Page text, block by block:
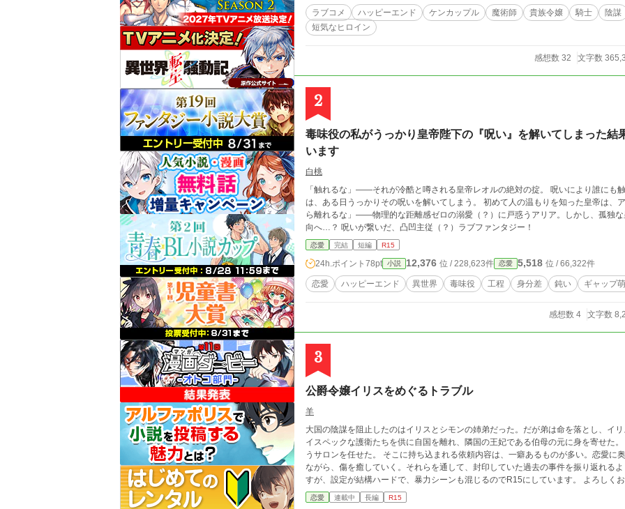
ラブコメ ハッピーエンド ケンカップル 魔術師 貴族令嬢 騎士
陰謀
短気なヒロイン
感想数 32 文字数
2
毒味役の私がうっかり皇帝陛下の『呪い』を解いてしまった結
います
白桃
「触れるな」――それが冷酷と噂される皇帝レオルの絶対の掟。 呪いにより誰にも
は、ある日うっかりその呪いを解いてしまう。 初めて人の温もりを知った皇帝は、
ら離れるな」――物理的な距離感ゼロの溺愛（？）に戸惑うアリア。しかし、孤独
向へ…？ 呪いが繋いだ、凸凹主従（？）ラブファンタジー！
恋愛 完結 短編 R15
24h.ポイント 78pt 小説 12,376 位 / 228,623件 恋愛 5,518 位 / 66,322件
恋愛 ハッピーエンド 異世界 毒味役 工程 身分差 鈍い ギャップ
感想数 4 文字数
3
公爵令嬢イリスをめぐるトラブル
羊
大国の陰謀を阻止したのはイリスとシモンの姉弟だった。だが弟は命を落とし、イ
イスペックな護衛たちを供に自国を離れ、隣国の王妃である伯母の元に身を寄せた。 ひっそり暮らすイリスに、伯母は恋愛相談を扱
うサロンを任せた。 そこに持ち込まれる依頼内容は、一癖あるものが多い。恋愛に
ながら、傷を癒していく。それらを通して、封印していた過去の事件を振り返れるようになっていく。 相談
恋愛 連載中 長編 R15